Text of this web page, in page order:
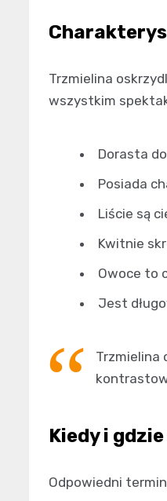
Trzmielina
wszystkim
Dorasta
Posiada
Liście są
Kwitnie
Owoce to
Jest
Trzmielina
Kiedy i
Odpowiedni